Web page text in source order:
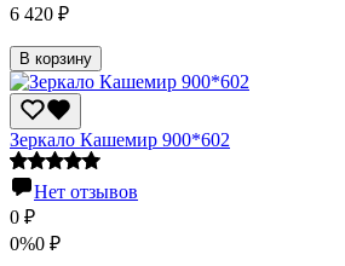
6 420 ₽
В корзину
Зеркало Кашемир 900*602
Нет отзывов
0 ₽
0%0 ₽